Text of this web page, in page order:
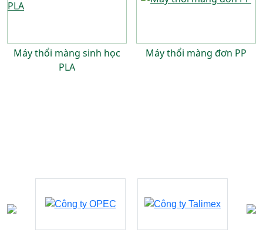
Máy thổi màng sinh học
PLA
Máy thổi màng đơn PP